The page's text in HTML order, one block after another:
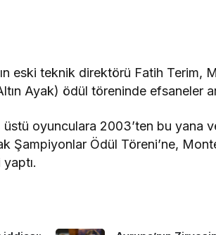
eski teknik direktörü Fatih Terim,
Ayak) ödül töreninde efsaneler
oyunculara 2003’ten bu yana
Şampiyonlar Ödül Töreni’ne,